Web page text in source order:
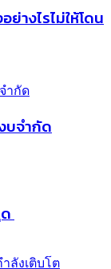
างไรไม่ให้โดน
บจำกัด